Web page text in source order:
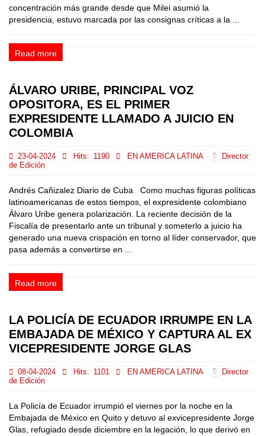
concentración más grande desde que Milei asumió la
presidencia, estuvo marcada por las consignas críticas a la ...
Read more
ÁLVARO URIBE, PRINCIPAL VOZ
OPOSITORA, ES EL PRIMER
EXPRESIDENTE LLAMADO A JUICIO EN
COLOMBIA
23-04-2024 Hits: 1190 EN AMERICA LATINA
Director
de Edición
Andrés Cañizalez Diario de Cuba Como muchas figuras políticas
latinoamericanas de estos tiempos, el expresidente colombiano
Álvaro Uribe genera polarización. La reciente decisión de la
Fiscalía de presentarlo ante un tribunal y someterlo a juicio ha
generado una nueva crispación en torno al líder conservador, que
pasa además a convertirse en ...
Read more
LA POLICÍA DE ECUADOR IRRUMPE EN LA
EMBAJADA DE MÉXICO Y CAPTURA AL EX
VICEPRESIDENTE JORGE GLAS
08-04-2024 Hits: 1101 EN AMERICA LATINA
Director
de Edición
La Policía de Ecuador irrumpió el viernes por la noche en la
Embajada de México en Quito y detuvo al exvicepresidente Jorge
Glas, refugiado desde diciembre en la legación, lo que derivó en